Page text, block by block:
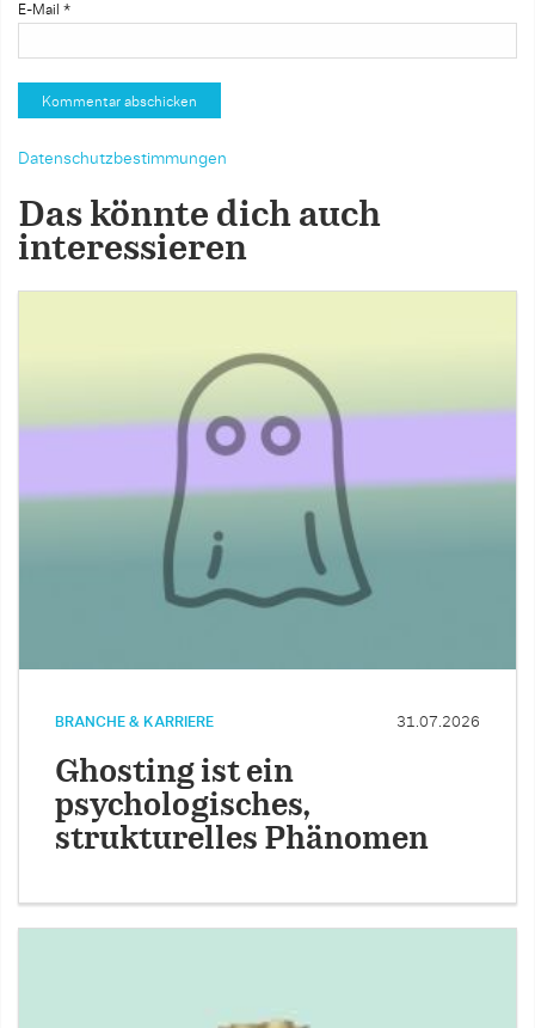
E-Mail *
Datenschutzbestimmungen
Das könnte dich auch
interessieren
BRANCHE & KARRIERE 31.07.2026
Ghosting ist ein
psychologisches,
strukturelles Phänomen